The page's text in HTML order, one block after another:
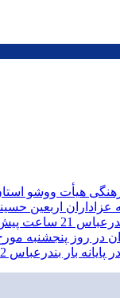
هیأت ووشو
اربعین
21 ساعت پیش
روز پنجشنبه مورخ: ۱۵
2 روز پیش